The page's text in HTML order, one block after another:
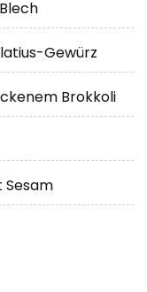
Gewürz
Brokkoli